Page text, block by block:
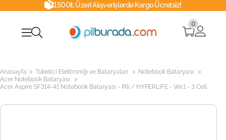
1500₺ Üzeri Alışverişlerde Kargo Ücretsiz!
0
Anasayfa > Tüketici Elektroniği ve Bataryaları > Notebook Bataryası >
Acer Notebook Bataryası >
Acer Aspire SF314-41 Notebook Bataryası - Pili / HYPERLIFE - Ver.1 - 3 Cell